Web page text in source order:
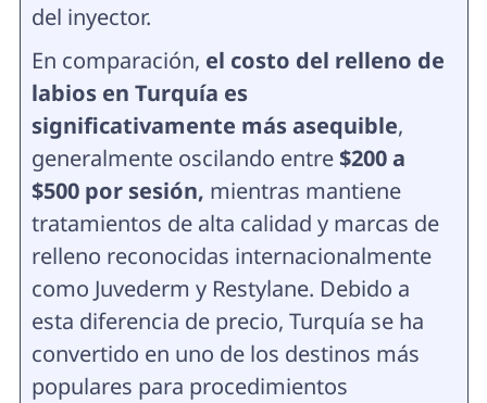
del inyector.
En comparación, el costo del relleno de
labios en Turquía es
significativamente más asequible,
generalmente oscilando entre $200 a
$500 por sesión, mientras mantiene
tratamientos de alta calidad y marcas de
relleno reconocidas internacionalmente
como Juvederm y Restylane. Debido a
esta diferencia de precio, Turquía se ha
convertido en uno de los destinos más
populares para procedimientos